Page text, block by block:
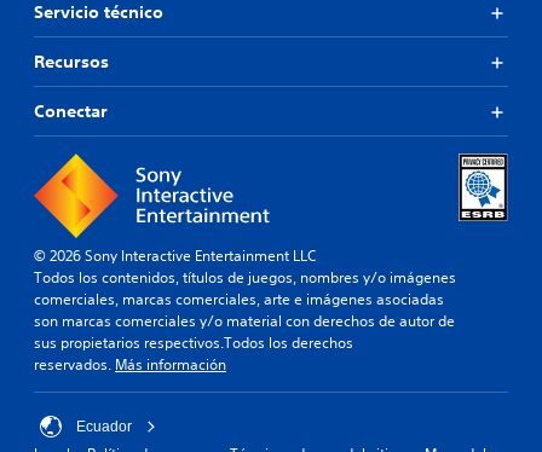
Servicio técnico
Recursos
Conectar
© 2026 Sony Interactive Entertainment LLC
Todos los contenidos, títulos de juegos, nombres y/o imágenes
comerciales, marcas comerciales, arte e imágenes asociadas
son marcas comerciales y/o material con derechos de autor de
sus propietarios respectivos.Todos los derechos
reservados. Más información
Ecuador